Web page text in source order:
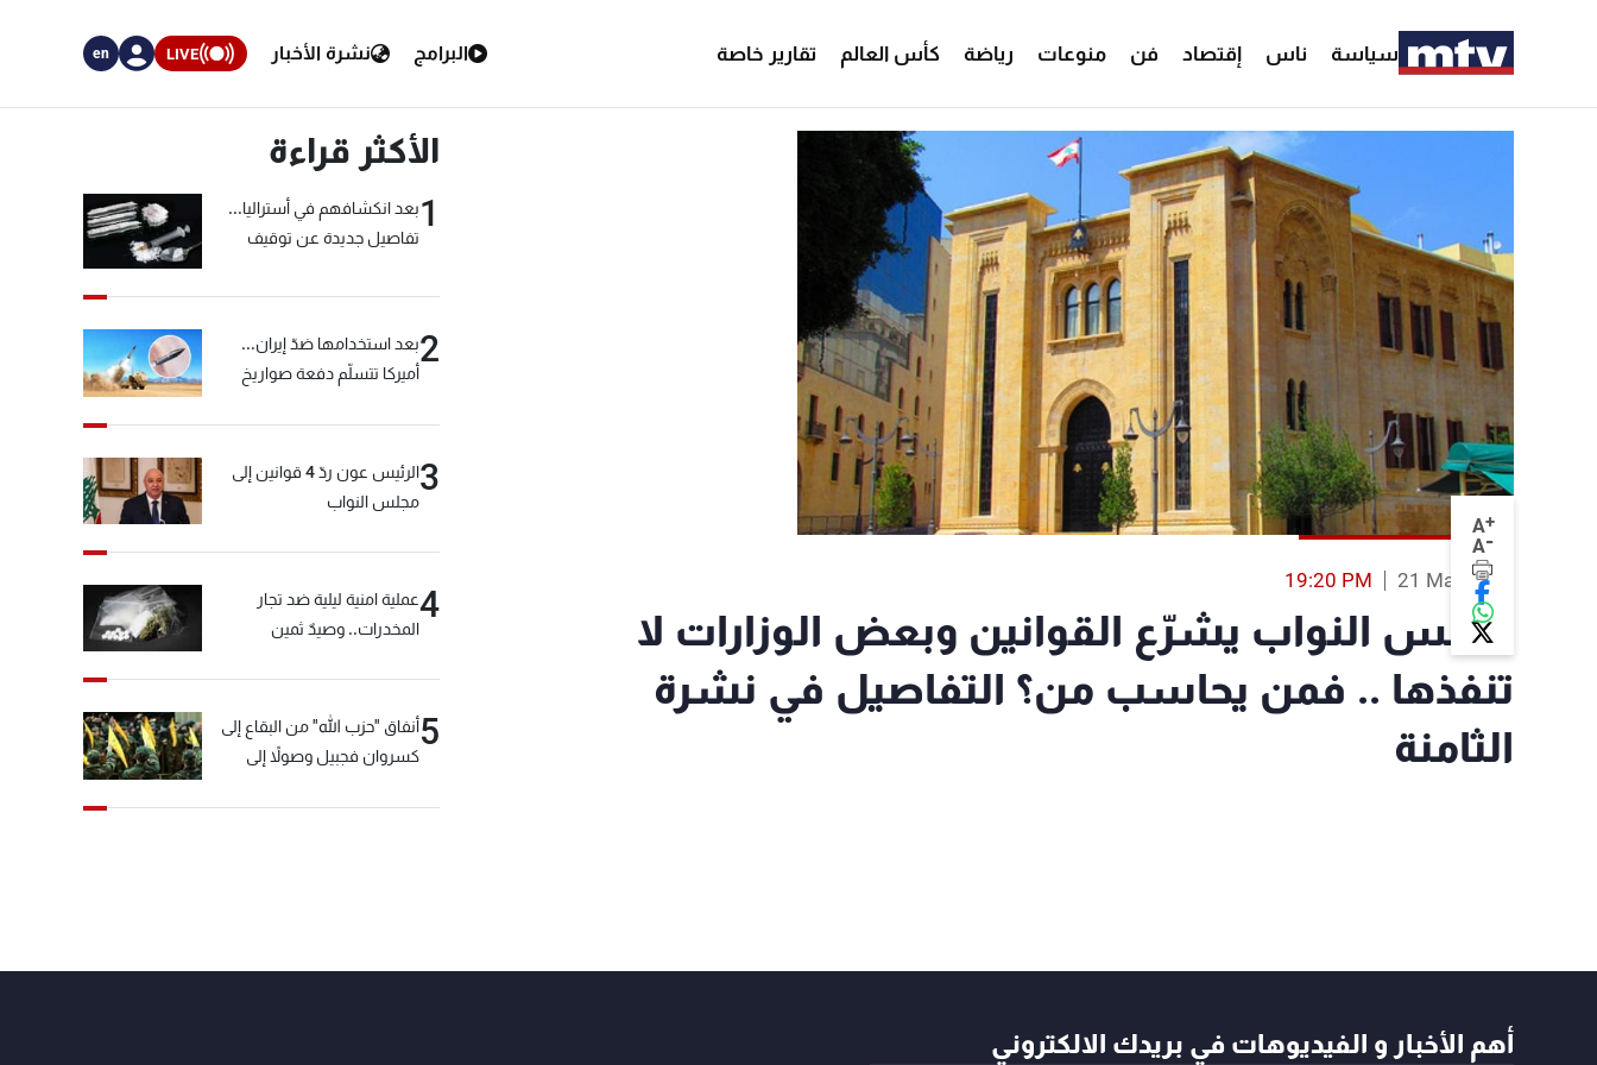
سياسة ناس إقتصاد فن منوعات رياضة كأس العالم تقارير خاصة البرامج نشرة الأخبار LIVE
en
A+
A-
21 Mar 2018
19:20 PM
مجلس النواب يشرّع القوانين وبعض الوزارات لا
تنفذها .. فمن يحاسب من؟ التفاصيل في نشرة
الثامنة
الأكثر قراءة
1بعد انكشافهم في أستراليا...
تفاصيل جديدة عن توقيف
2بعد استخدامها ضدّ إيران...
أميركا تتسلّم دفعة صواريخ
3
الرئيس عون ردّ 4 قوانين إلى
مجلس النواب
4عملية امنية ليلية ضد تجار
المخدرات.. وصيدٌ ثمين
5أنفاق "حزب الله" من البقاع إلى
كسروان فجبيل وصولاً إلى
أهم الأخبار و الفيديوهات في بريدك الالكتروني